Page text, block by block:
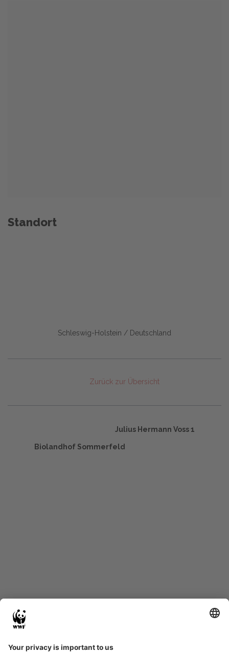
Zurück zur Übersicht
Standort
Schleswig-Holstein / Deutschland
Julius Hermann Voss 1
Biolandhof Sommerfeld
Eine Initiative von